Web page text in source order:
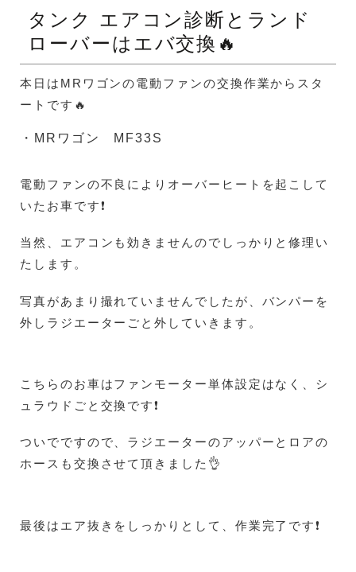
タンク エアコン診断とランド
ローバーはエバ交換🔥
本日はMRワゴンの電動ファンの交換作業からスタ
ートです🔥
・MRワゴン MF33S
電動ファンの不良によりオーバーヒートを起こして
いたお車です❗
当然、エアコンも効きませんのでしっかりと修理い
たします。
写真があまり撮れていませんでしたが、バンパーを
外しラジエーターごと外していきます。
こちらのお車はファンモーター単体設定はなく、シ
ュラウドごと交換です❗
ついでですので、ラジエーターのアッパーとロアの
ホースも交換させて頂きました👌
最後はエア抜きをしっかりとして、作業完了です❗